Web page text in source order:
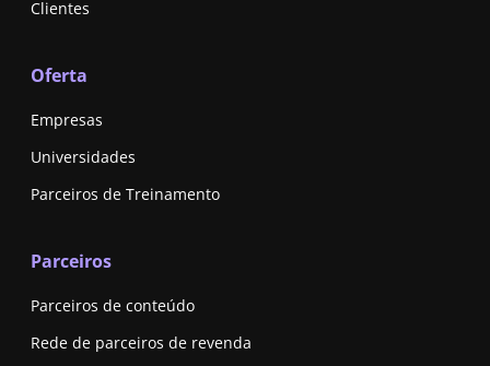
Clientes
Oferta
Empresas
Universidades
Parceiros de Treinamento
Parceiros
Parceiros de conteúdo
Rede de parceiros de revenda